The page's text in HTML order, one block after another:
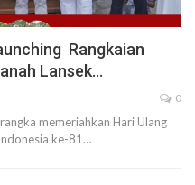
Rangkaian
Lansek…
0
memeriahkan Hari Ulang
ke-81…